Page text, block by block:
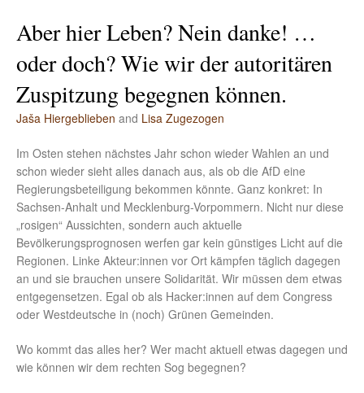
Aber hier Leben? Nein danke! …
oder doch? Wie wir der autoritären
Zuspitzung begegnen können.
Jaša Hiergeblieben and Lisa Zugezogen
Im Osten stehen nächstes Jahr schon wieder Wahlen an und
schon wieder sieht alles danach aus, als ob die AfD eine
Regierungsbeteiligung bekommen könnte. Ganz konkret: In
Sachsen-Anhalt und Mecklenburg-Vorpommern. Nicht nur diese
„rosigen“ Aussichten, sondern auch aktuelle
Bevölkerungsprognosen werfen gar kein günstiges Licht auf die
Regionen. Linke Akteur:innen vor Ort kämpfen täglich dagegen
an und sie brauchen unsere Solidarität. Wir müssen dem etwas
entgegensetzen. Egal ob als Hacker:innen auf dem Congress
oder Westdeutsche in (noch) Grünen Gemeinden.
Wo kommt das alles her? Wer macht aktuell etwas dagegen und
wie können wir dem rechten Sog begegnen?